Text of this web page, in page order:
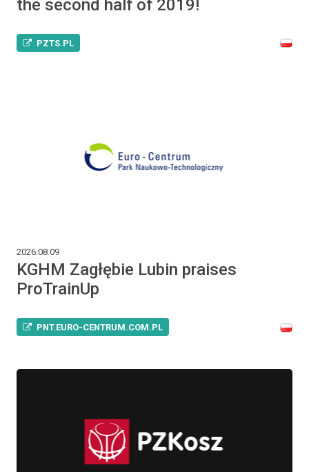
the second half of 2019!
PZTS.PL
2026.08.09
KGHM Zagłębie Lubin praises
ProTrainUp
PNT.EURO-CENTRUM.COM.PL